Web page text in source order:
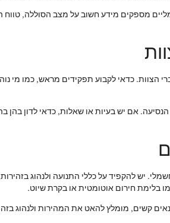
מספקים מידע חשוב על מצב הסוללה,
הצוות. כדאי לקבוע תפקידים מראש, כמו מי
אם יש בעיות או שאלות, כדאי לדון בהן
יש להקפיד על כללי התנועה ולנהוג
בלימת חירום אוטומטית או בקרת שיוט.
קשים, מומלץ להאט את המהירות ולנהוג